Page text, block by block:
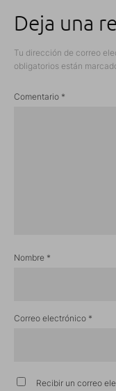
Deja una
Tu dirección de correo
obligatorios están
Comentario *
Nombre *
Correo electrónico *
Recibir un correo